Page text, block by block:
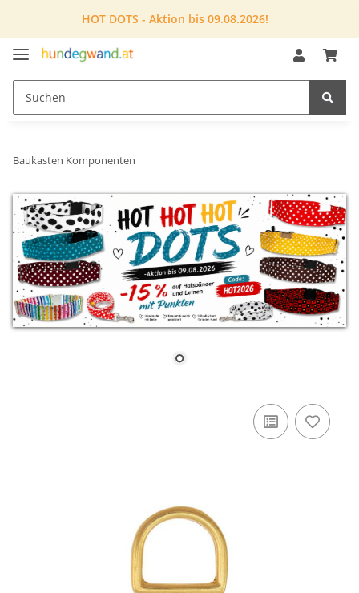
HOT DOTS - Aktion bis 09.08.2026!
Baukasten Komponenten